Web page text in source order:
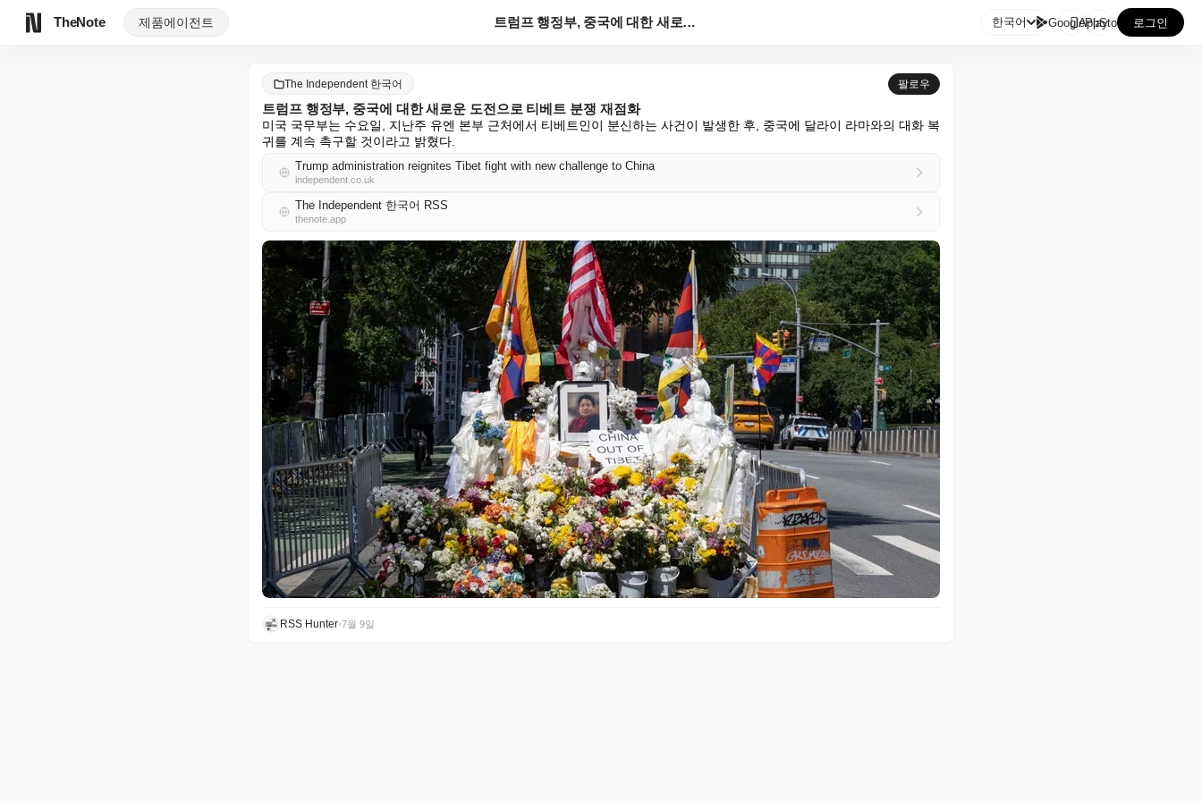
TheNote 제품에이전트 트럼프 행정부, 중국에 대한 새로운 도전으로 티베트 분... 한국어 GooglePlay
AppStore 로그인
The Independent 한국어 팔로우
트럼프 행정부, 중국에 대한 새로운 도전으로 티베트 분쟁 재점화
미국 국무부는 수요일, 지난주 유엔 본부 근처에서 티베트인이 분신하는 사건이 발생한 후, 중국에 달라이 라마와의 대화 복
귀를 계속 촉구할 것이라고 밝혔다.
Trump administration reignites Tibet fight with new challenge to China
independent.co.uk
The Independent 한국어 RSS
thenote.app
RSS Hunter•7월 9일